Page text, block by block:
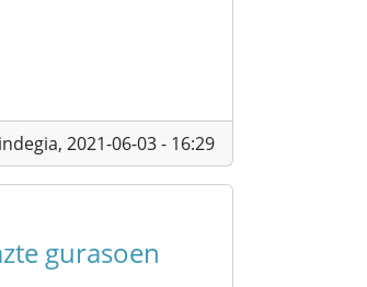
2021-06-03 - 16:29
gurasoen